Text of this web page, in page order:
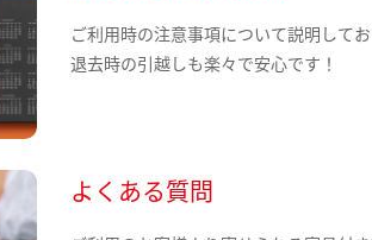
ご利用時の注意事項について説明して
退去時の引越しも楽々で安心です！
よくある質問